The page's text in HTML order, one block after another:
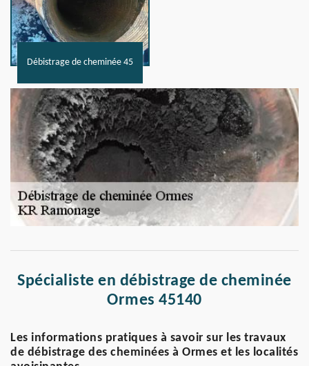
Débistrage de cheminée 45
Spécialiste en débistrage de cheminée
Ormes 45140
Les informations pratiques à savoir sur les travaux
de débistrage des cheminées à Ormes et les localités